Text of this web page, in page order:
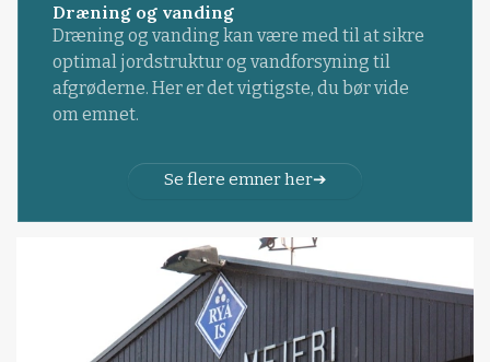
Dræning og vanding
Dræning og vanding kan være med til at sikre
optimal jordstruktur og vandforsyning til
afgrøderne. Her er det vigtigste, du bør vide
om emnet.
Se flere emner her